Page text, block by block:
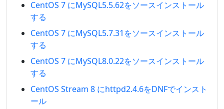
CentOS 7 にMySQL5.5.62をソースインストール
する
CentOS 7 にMySQL5.7.31をソースインストール
する
CentOS 7 にMySQL8.0.22をソースインストール
する
CentOS Stream 8 にhttpd2.4.6をDNFでインスト
ール